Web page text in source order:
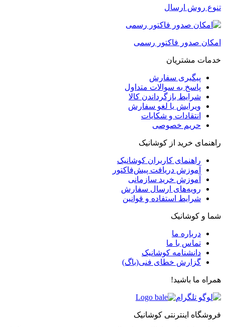
تنوع روش ارسال
امکان صدور فاکتور رسمی
خدمات مشتریان
پیگیری سفارش
پاسخ به سوالات متداول
شرایط بازگرداندن کالا
ویرایش یا لغو سفارش
انتقادات و شکایات
حریم خصوصی
راهنمای خرید از کوشانیک
راهنمای کاربران کوشانیک
آموزش دریافت پیش‌فاکتور
آموزش خرید سازمانی
رویه‌های ارسال سفارش
شرایط استفاده و قوانین
شما و کوشانیک
درباره ما
تماس با ما
دانشنامه کوشانیک
گزارش خطای فنی(باگ)
همراه ما باشید!
فروشگاه اینترنتی کوشانیک